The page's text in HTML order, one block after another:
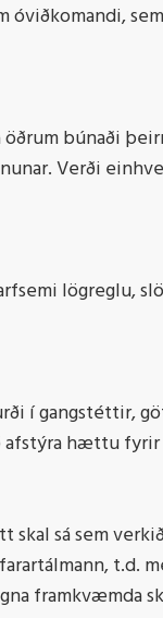
óviðkomandi,
búnaði
Verði
lögreglu,
í gangstéttir,
hættu
skal sá sem
t.d.
framkvæmda